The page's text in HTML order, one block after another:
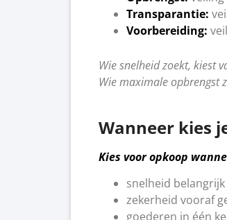
Transparantie:
Voorbereiding:
Wie snelheid zoekt, kiest
Wie maximale opbrengst
Wanneer kies
Kies voor opkoop
snelheid belangrijk
zekerheid vooraf
goederen in één